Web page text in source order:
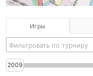
Игры
Фильтровать по турниру
2009